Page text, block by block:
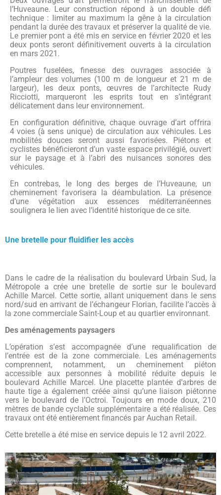
l’Huveaune. Leur construction répond à un double défi
technique : limiter au maximum la gêne à la circulation
pendant la durée des travaux et préserver la qualité de vie.
Le premier pont a été mis en service en février 2020 et les
deux ponts seront définitivement ouverts à la circulation
en mars 2021.
Poutres fuselées, finesse des ouvrages associée à
l’ampleur des volumes (100 m de longueur et 21 m de
largeur), les deux ponts, œuvres de l’architecte Rudy
Ricciotti, marqueront les esprits tout en s’intégrant
délicatement dans leur environnement.
En configuration définitive, chaque ouvrage d’art offrira
4 voies (à sens unique) de circulation aux véhicules. Les
mobilités douces seront aussi favorisées. Piétons et
cyclistes bénéficieront d’un vaste espace privilégié, ouvert
sur le paysage et à l’abri des nuisances sonores des
véhicules.
En contrebas, le long des berges de l’Huveaune, un
cheminement favorisera la déambulation. La présence
d’une végétation aux essences méditerranéennes
soulignera le lien avec l’identité historique de ce site.
Une bretelle pour fluidifier les accès
Dans le cadre de la réalisation du boulevard Urbain Sud, la
Métropole a crée une bretelle de sortie sur le boulevard
Achille Marcel. Cette sortie, allant uniquement dans le sens
nord/sud en arrivant de l’échangeur Florian, facilite l’accès à
la zone commerciale Saint-Loup et au quartier environnant.
Des aménagements paysagers
L’opération s’est accompagnée d’une requalification de
l’entrée est de la zone commerciale. Les aménagements
comprennent, notamment, un cheminement piéton
accessible aux personnes à mobilité réduite depuis le
boulevard Achille Marcel. Une placette plantée d’arbres de
haute tige a également créée ainsi qu’une liaison piétonne
vers le boulevard de l’Octroi. Toujours en mode doux, 210
mètres de bande cyclable supplémentaire a été réalisée. Ces
travaux ont été entièrement financés par Auchan Retail.
Cette bretelle a été mise en service depuis le 12 avril 2022.